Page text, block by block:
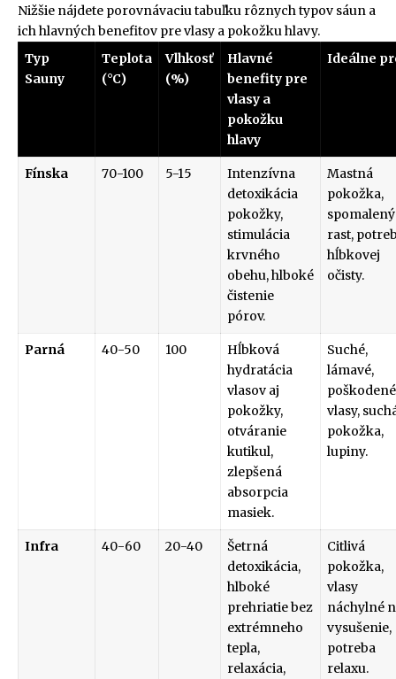
Nižšie nájdete porovnávaciu tabuľku rôznych typov sáun a
ich hlavných benefitov pre vlasy a pokožku hlavy.
Typ
Sauny
Teplota
(°C)
Vlhkosť
(%)
Hlavné
benefity pre
vlasy a
pokožku
hlavy
Ideálne
Fínska 70-100 5-15
Intenzívna
detoxikácia
pokožky,
stimulácia
krvného
obehu, hlboké
čistenie
pórov.
Mastná
pokožka,
spomalený
rast,
hĺbkovej
očisty.
Parná 40-50 100
Hĺbková
hydratácia
vlasov aj
pokožky,
otváranie
kutikul,
zlepšená
absorpcia
masiek.
Suché,
lámavé,
poškodené
vlasy,
pokožka,
lupiny.
Infra 40-60 20-40
Šetrná
detoxikácia,
hlboké
prehriatie bez
extrémneho
tepla,
relaxácia,
Citlivá
pokožka,
vlasy
náchylné
vysušenie,
potreba
relaxu.